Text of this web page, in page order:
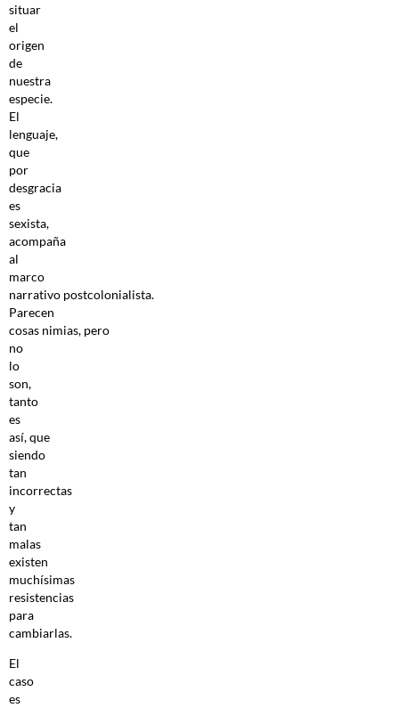
situar
el
origen
de
nuestra
especie.
El
lenguaje,
que
por
desgracia
es
sexista,
acompaña
al
marco
narrativo postcolonialista.
Parecen
cosas nimias, pero
no
lo
son,
tanto
es
así, que
siendo
tan
incorrectas
y
tan
malas
existen
muchísimas
resistencias
para
cambiarlas.
El
caso
es